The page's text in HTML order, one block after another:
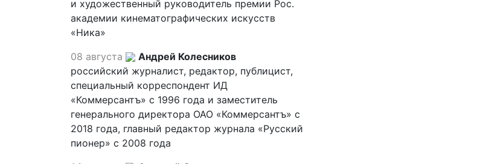
и художественный руководитель премии Рос.
академии кинематографических искусств
«Ника»
08 августа
Андрей Колесников
российский журналист, редактор, публицист,
специальный корреспондент ИД
«Коммерсантъ» с 1996 года и заместитель
генерального директора ОАО «Коммерсантъ» с
2018 года, главный редактор журнала «Русский
пионер» с 2008 года